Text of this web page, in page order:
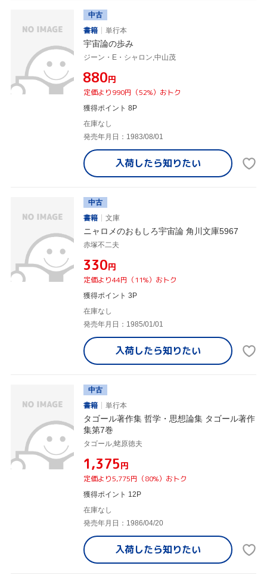
中古
書籍
単行本
宇宙論の歩み
ジーン・E・シャロン,中山茂
¥880円
定価より990円（52%）おトク
獲得ポイント 8P
在庫なし
発売年月日：1983/08/01
入荷したら知りたい
中古
書籍
文庫
ニャロメのおもしろ宇宙論 角川文庫5967
赤塚不二夫
¥330円
定価より44円（11%）おトク
獲得ポイント 3P
在庫なし
発売年月日：1985/01/01
入荷したら知りたい
中古
書籍
単行本
タゴール著作集 哲学・思想論集 タゴール著作
集第7巻
タゴール,蛯原徳夫
¥1,375円
定価より5,775円（80%）おトク
獲得ポイント 12P
在庫なし
発売年月日：1986/04/20
入荷したら知りたい